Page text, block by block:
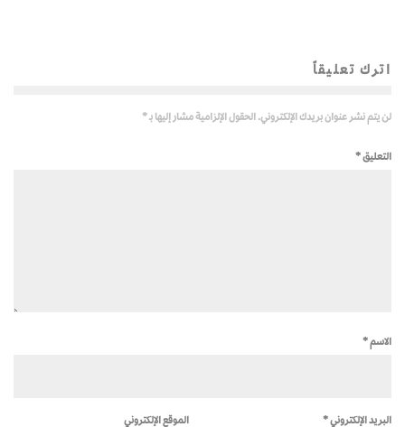
اترك تعليقاً
لن يتم نشر عنوان بريدك الإلكتروني. الحقول الإلزامية مشار إليها بـ*
التعليق*
الاسم*
البريد الإلكتروني* الموقع الإلكتروني